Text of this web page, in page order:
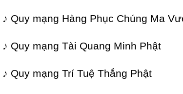
♪ Quy mạng Hàng Phục Chúng Ma
♪ Quy mạng Tài Quang Minh Phật
♪ Quy mạng Trí Tuệ Thắng Phật